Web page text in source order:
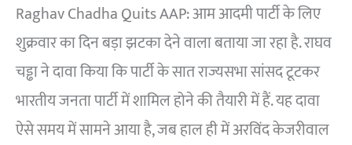
Raghav Chadha Quits AAP: आम आदमी पार्टी के लिए
शुक्रवार का दिन बड़ा झटका देने वाला बताया जा रहा है. राघव
चड्ढा ने दावा किया कि पार्टी के सात राज्यसभा सांसद टूटकर
भारतीय जनता पार्टी में शामिल होने की तैयारी में हैं. यह दावा
ऐसे समय में सामने आया है, जब हाल ही में अरविंद केजरीवाल